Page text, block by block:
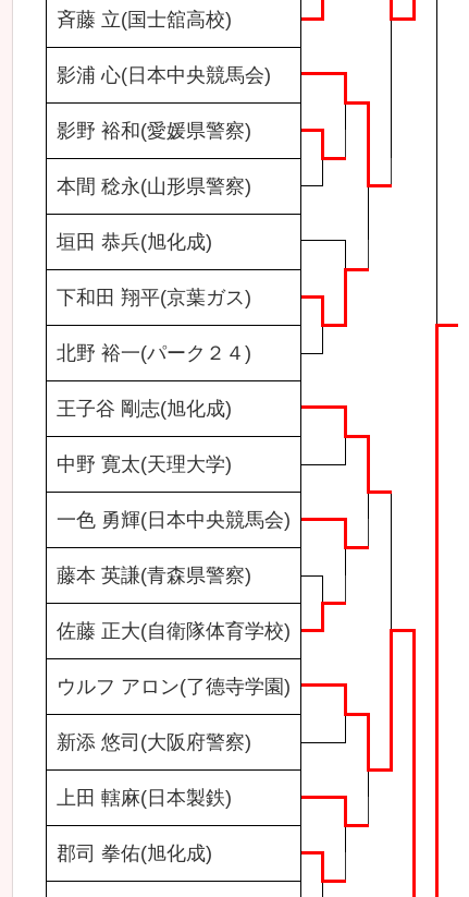
斉藤 立(国士舘高校)
影浦 心(日本中央競馬会)
影野 裕和(愛媛県警察)
本間 稔永(山形県警察)
垣田 恭兵(旭化成)
下和田 翔平(京葉ガス)
北野 裕一(パーク２４)
王子谷 剛志(旭化成)
中野 寛太(天理大学)
一色 勇輝(日本中央競馬会)
藤本 英謙(青森県警察)
佐藤 正大(自衛隊体育学校)
ウルフ アロン(了德寺学園)
新添 悠司(大阪府警察)
上田 轄麻(日本製鉄)
郡司 拳佑(旭化成)